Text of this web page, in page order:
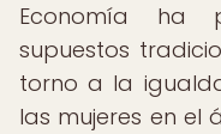
Economía ha
supuestos
torno a la
las mujeres en el